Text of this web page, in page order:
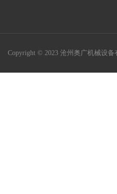
Copyright © 2023 沧州奥广机械设备